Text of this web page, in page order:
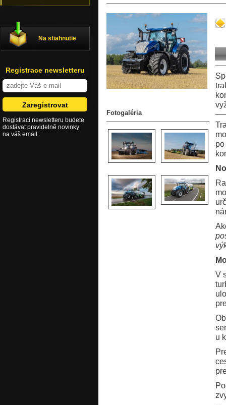
V
u
Fotogaléria
Na stiahnutie
Registrace newsletteru
Registraci newsletteru budete
dostávat pravidelně novinky
na váš email.